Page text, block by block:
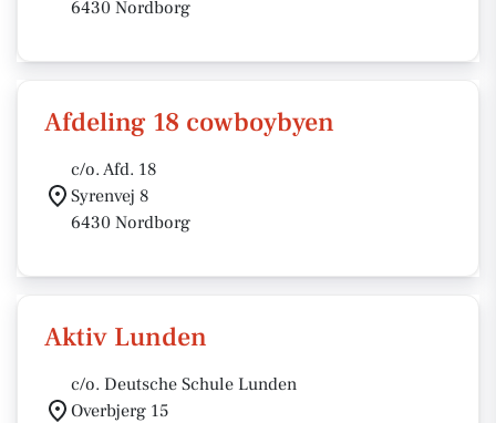
6430 Nordborg
Afdeling 18 cowboybyen
c/o. Afd. 18
Syrenvej 8
6430 Nordborg
Aktiv Lunden
c/o. Deutsche Schule Lunden
Overbjerg 15